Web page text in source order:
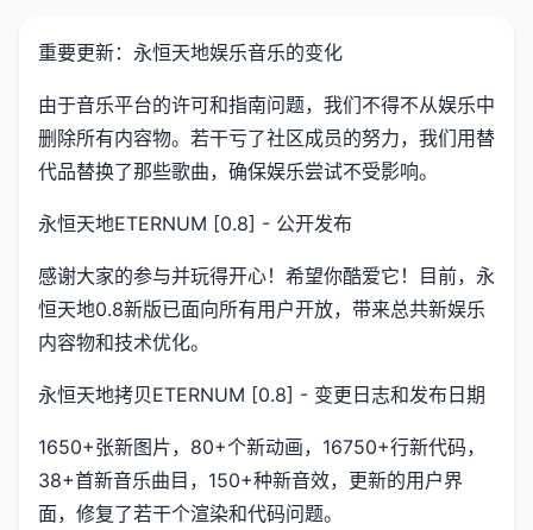
重要更新：永恒天地娱乐音乐的变化
由于音乐平台的许可和指南问题，我们不得不从娱乐中
删除所有内容物。若干亏了社区成员的努力，我们用替
代品替换了那些歌曲，确保娱乐尝试不受影响。
永恒天地ETERNUM [0.8] - 公开发布
感谢大家的参与并玩得开心！希望你酷爱它！目前，永
恒天地0.8新版已面向所有用户开放，带来总共新娱乐
内容物和技术优化。
永恒天地拷贝ETERNUM [0.8] - 变更日志和发布日期
1650+张新图片，80+个新动画，16750+行新代码，
38+首新音乐曲目，150+种新音效，更新的用户界
面，修复了若干个渲染和代码问题。